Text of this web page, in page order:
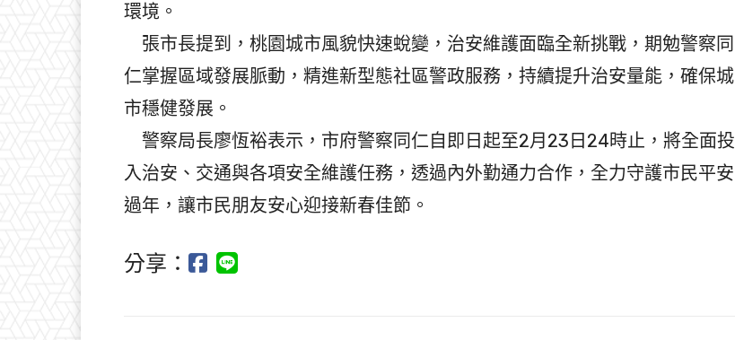
環境。
張市長提到，桃園城市風貌快速蛻變，治安維護面臨全新挑戰，期勉警察同
仁掌握區域發展脈動，精進新型態社區警政服務，持續提升治安量能，確保城
市穩健發展。
警察局長廖恆裕表示，市府警察同仁自即日起至2月23日24時止，將全面投
入治安、交通與各項安全維護任務，透過內外勤通力合作，全力守護市民平安
過年，讓市民朋友安心迎接新春佳節。
分享：